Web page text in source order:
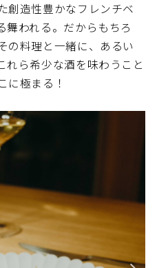
創造性豊かなフレンチベ
舞われる。だからもちろ
の料理と一緒に、あるい
れら希少な酒を味わうこと
に極まる！